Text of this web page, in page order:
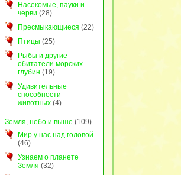
Насекомые, пауки и
черви (28)
Пресмыкающиеся (22)
Птицы (25)
Рыбы и другие
обитатели морских
глубин (19)
Удивительные
способности
животных(4)
Земля, небо и выше (109)
Мир у нас над головой
(46)
Узнаем о планете
Земля (32)